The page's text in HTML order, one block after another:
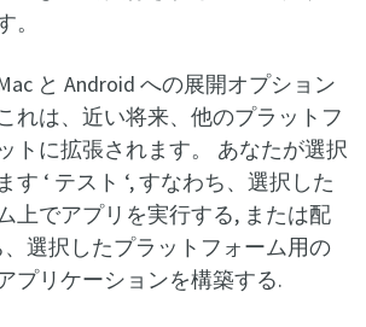
。
と Android への展開オプション
れは、近い将来、他のプラットフ
トに拡張されます。 あなたが選択
す ‘ テスト ‘, すなわち、選択した
上でアプリを実行する, または配
選択したプラットフォーム用の
プリケーションを構築する.